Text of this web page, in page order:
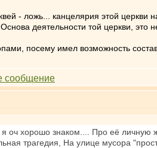
- ложь... канцелярия этой церкви
деятельности той церкви,
посему имел возможность
я оч хорошо знаком.... Про её
трагедия, На улице мусора